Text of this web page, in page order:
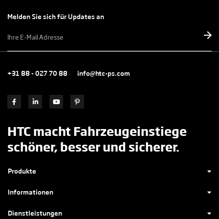
Melden Sie sich für Updates an
mailadres *
+31 88 - 027 70 88 info@htc-ps.com
HTC macht Fahrzeugeinstiege
schöner, besser und sicherer.
Produkte
Informationen
Dienstleistungen